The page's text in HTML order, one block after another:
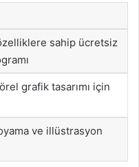
sahip ücretsiz
grafik tasarımı için
ve illüstrasyon